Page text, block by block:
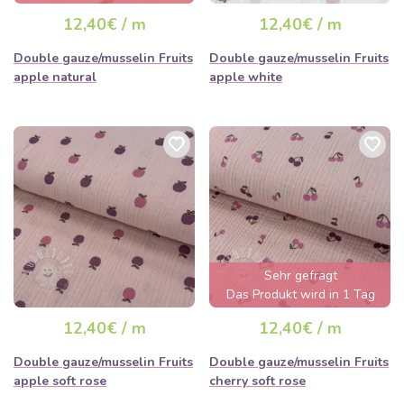
ausverkauft sein
12,40€ / m
Double gauze/musselin Fruits
apple natural
12,40€ / m
Double gauze/musselin Fruits
apple white
12,40€ / m
Double gauze/musselin Fruits
apple soft rose
Sehr gefragt
Das Produkt wird in 1 Tag
ausverkauft sein
12,40€ / m
Double gauze/musselin Fruits
cherry soft rose